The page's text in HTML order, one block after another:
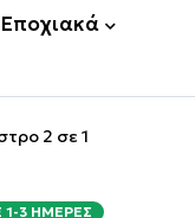
Εποχιακά
2 σε 1
3 ΗΜΈΡΕΣ